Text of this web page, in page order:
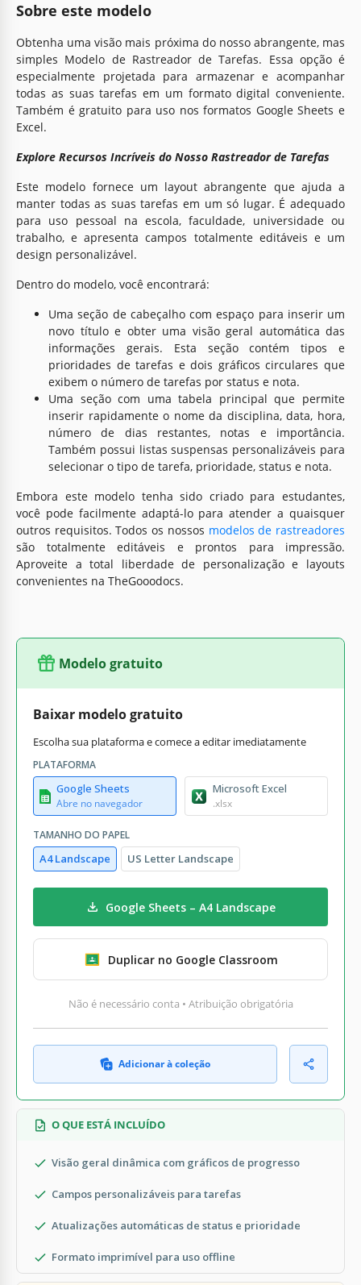
Sobre este modelo
Obtenha uma visão mais próxima do nosso abrangente, mas
simples Modelo de Rastreador de Tarefas. Essa opção é
especialmente projetada para armazenar e acompanhar
todas as suas tarefas em um formato digital conveniente.
Também é gratuito para uso nos formatos Google Sheets e
Excel.
Explore Recursos Incríveis do Nosso Rastreador de Tarefas
Este modelo fornece um layout abrangente que ajuda a
manter todas as suas tarefas em um só lugar. É adequado
para uso pessoal na escola, faculdade, universidade ou
trabalho, e apresenta campos totalmente editáveis e um
design personalizável.
Dentro do modelo, você encontrará:
Uma seção de cabeçalho com espaço para inserir um
novo título e obter uma visão geral automática das
informações gerais. Esta seção contém tipos e
prioridades de tarefas e dois gráficos circulares que
exibem o número de tarefas por status e nota.
Uma seção com uma tabela principal que permite
inserir rapidamente o nome da disciplina, data, hora,
número de dias restantes, notas e importância.
Também possui listas suspensas personalizáveis para
selecionar o tipo de tarefa, prioridade, status e nota.
Embora este modelo tenha sido criado para estudantes,
você pode facilmente adaptá-lo para atender a quaisquer
outros requisitos. Todos os nossos modelos de rastreadores
são totalmente editáveis e prontos para impressão.
Aproveite a total liberdade de personalização e layouts
convenientes na TheGooodocs.
Modelo gratuito
Baixar modelo gratuito
Escolha sua plataforma e comece a editar imediatamente
PLATAFORMA
Google Sheets
Abre no navegador
Microsoft Excel
.xlsx
TAMANHO DO PAPEL
A4 Landscape US Letter Landscape
Google Sheets – A4 Landscape
Duplicar no Google Classroom
Não é necessário conta • Atribuição obrigatória
Adicionar à coleção
O QUE ESTÁ INCLUÍDO
Visão geral dinâmica com gráficos de progresso
Campos personalizáveis para tarefas
Atualizações automáticas de status e prioridade
Formato imprimível para uso offline